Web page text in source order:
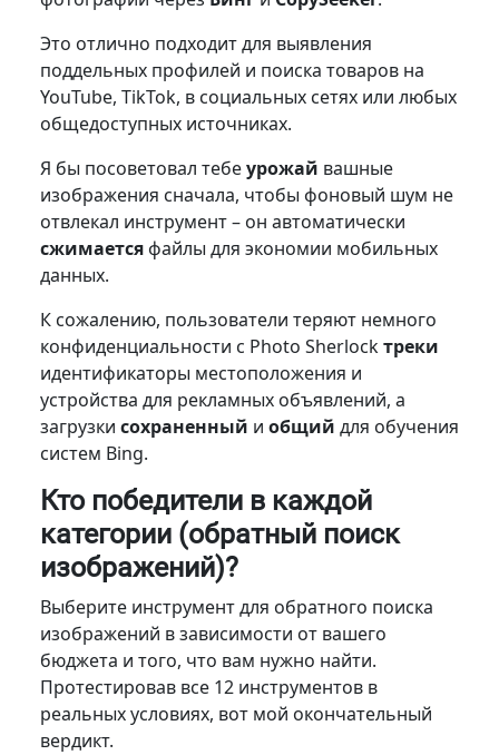
Это отлично подходит для выявления
поддельных профилей и поиска товаров на
YouTube, TikTok, в социальных сетях или любых
общедоступных источниках.
Я бы посоветовал тебеурожай вашные
изображения сначала, чтобы фоновый шум не
отвлекал инструмент – он автоматически
сжимаетсяфайлы для экономии мобильных
данных.
К сожалению, пользователи теряют немного
конфиденциальности с Photo Sherlockтреки
идентификаторы местоположения и
устройства для рекламных объявлений, а
загрузки сохраненный и общий для обучения
систем Bing.
Кто победители в каждой
категории (обратный поиск
изображений)?
Выберите инструмент для обратного поиска
изображений в зависимости от вашего
бюджета и того, что вам нужно найти.
Протестировав все 12 инструментов в
реальных условиях, вот мой окончательный
вердикт.